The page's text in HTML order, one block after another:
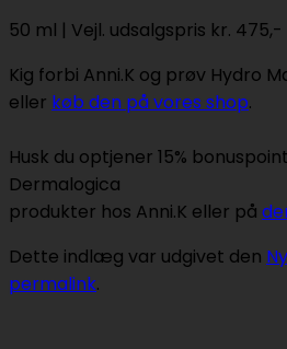
50 ml | Vejl. udsalgspris kr. 475,-
Kig forbi Anni.K og prøv Hydro
eller køb den på vores shop.
Husk du optjener 15%
Dermalogica
produkter hos Anni.K eller på
Dette indlæg var udgivet den
permalink.